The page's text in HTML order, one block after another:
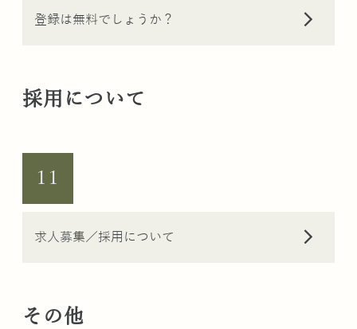
登録は無料でしょうか？ arrow_forward_ios
採用について
11
求人募集／採用について arrow_forward_ios
その他